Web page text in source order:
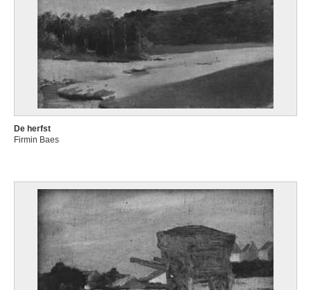
De herfst
Firmin Baes